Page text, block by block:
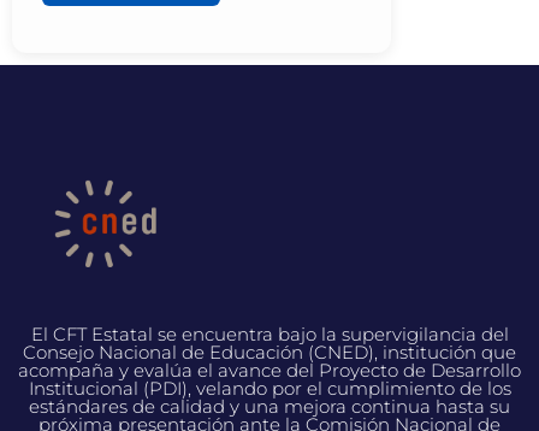
El CFT Estatal se encuentra bajo la supervigilancia del
Consejo Nacional de Educación (CNED), institución que
acompaña y evalúa el avance del Proyecto de Desarrollo
Institucional (PDI), velando por el cumplimiento de los
estándares de calidad y una mejora continua hasta su
próxima presentación ante la Comisión Nacional de